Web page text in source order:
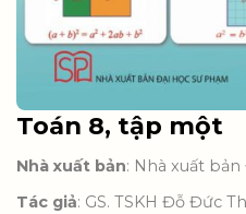
Toán 8, tập một
Nhà xuất bản: Nhà xuất
Tác giả: GS. TSKH Đỗ Đức